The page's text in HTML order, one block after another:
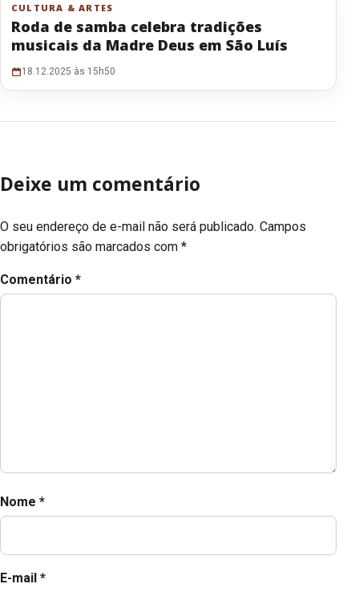
CULTURA & ARTES
Roda de samba celebra tradições
musicais da Madre Deus em São Luís
18.12.2025 às 15h50
Deixe um comentário
O seu endereço de e-mail não será publicado. Campos
obrigatórios são marcados com *
Comentário *
Nome *
E-mail *